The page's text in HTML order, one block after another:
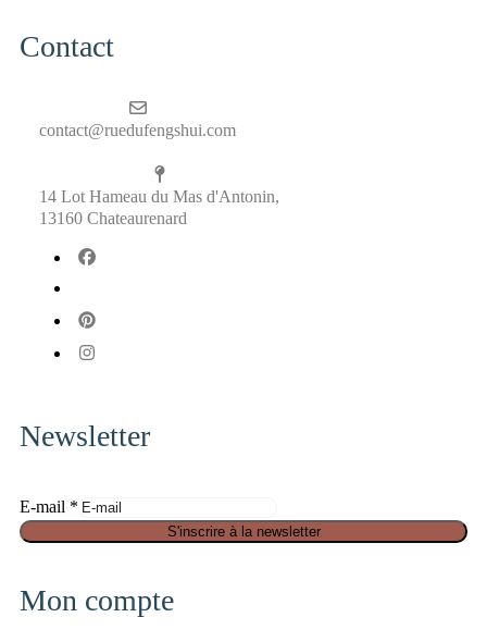
Contact
contact@ruedufengshui.com
14 Lot Hameau du Mas d'Antonin,
13160 Chateaurenard
Newsletter
S
é
r
E-mail *
S'inscrire à la newsletter
Mon compte